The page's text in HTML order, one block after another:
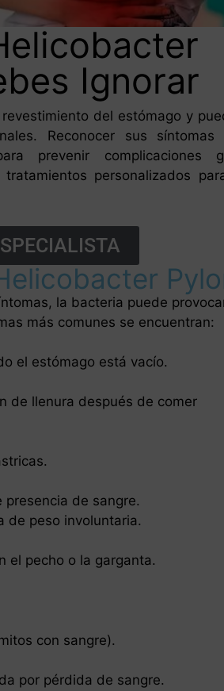
Ignorar
del estómago y
Reconocer sus
prevenir complicaciones
personalizados
la bacteria puede
más comunes se encuentran:
el estómago está vacío.
de llenura después de comer
de sangre.
de peso involuntaria.
el pecho o la garganta.
con sangre).
por pérdida de sangre.